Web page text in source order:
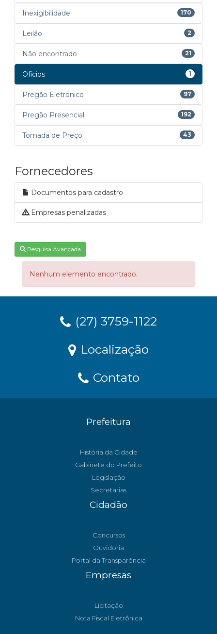
Inexigibilidade 170
Leilão 2
Não encontrado 21
Ofícios 1
Pregão Eletrônico 97
Pregão Presencial 192
Tomada de Preço 43
Fornecedores
Documentos para cadastro
Empresas penalizadas
Pesquisa Avançada
Nenhum elemento encontrado.
(27) 3759-1122
Localização
Contato
Prefeitura
História da Cidade
Gabinete do Prefeito
Legislação
Secretarias
Cidadão
Concursos
Ouvidoria
Portal da Transparência
Empresas
Licitação
Nota Fiscal Eletrônica